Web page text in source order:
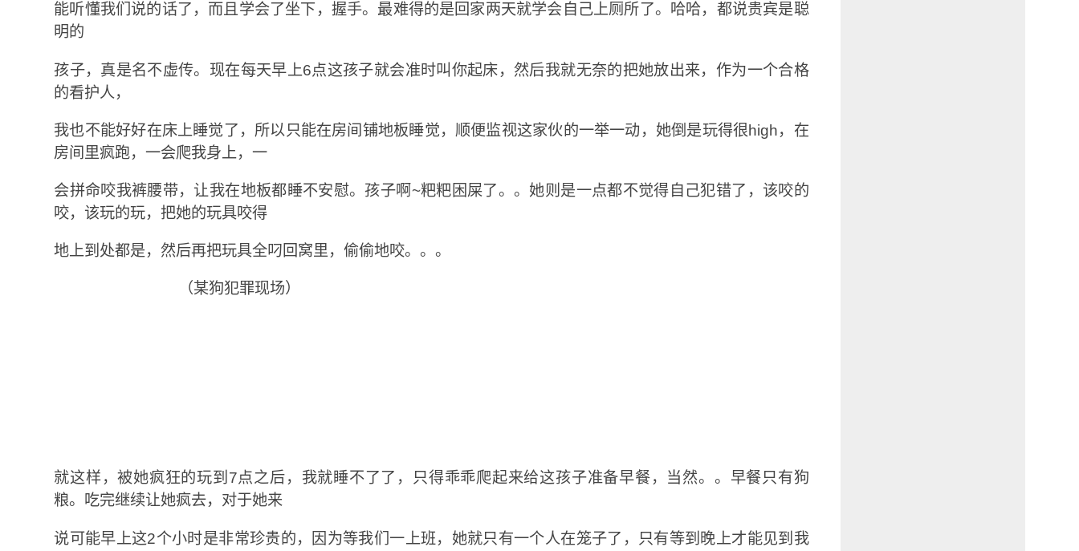
能听懂我们说的话了，而且学会了坐下，握手。最难得的是回家两天就学会自己上厕所了。哈哈，都说贵宾是聪
明的
孩子，真是名不虚传。现在每天早上6点这孩子就会准时叫你起床，然后我就无奈的把她放出来，作为一个合格
的看护人，
我也不能好好在床上睡觉了，所以只能在房间铺地板睡觉，顺便监视这家伙的一举一动，她倒是玩得很high，在
房间里疯跑，一会爬我身上，一
会拼命咬我裤腰带，让我在地板都睡不安慰。孩子啊~粑粑困屎了。。她则是一点都不觉得自己犯错了，该咬的
咬，该玩的玩，把她的玩具咬得
地上到处都是，然后再把玩具全叼回窝里，偷偷地咬。。。
（某狗犯罪现场）
就这样，被她疯狂的玩到7点之后，我就睡不了了，只得乖乖爬起来给这孩子准备早餐，当然。。早餐只有狗
粮。吃完继续让她疯去，对于她来
说可能早上这2个小时是非常珍贵的，因为等我们一上班，她就只有一个人在笼子了，只有等到晚上才能见到我